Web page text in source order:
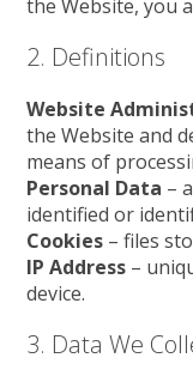
the Website, you
2. Definitions
Website
the Website and
means of
Personal Data –
identified or
Cookies – files
IP Address –
device.
3. Data We